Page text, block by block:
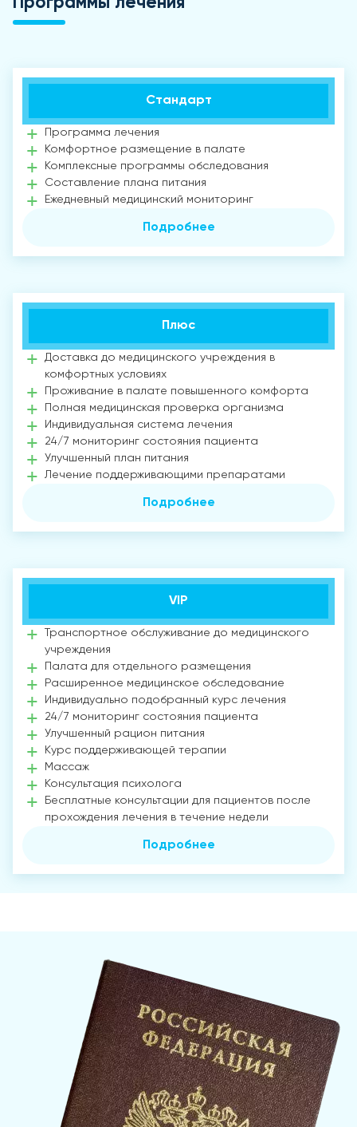
Стандарт
Программа лечения
Комфортное размещение в палате
Комплексные программы обследования
Составление плана питания
Ежедневный медицинский мониторинг
Подробнее
Плюс
Доставка до медицинского учреждения в
комфортных условиях
Проживание в палате повышенного комфорта
Полная медицинская проверка организма
Индивидуальная система лечения
24/7 мониторинг состояния пациента
Улучшенный план питания
Лечение поддерживающими препаратами
Подробнее
VIP
Транспортное обслуживание до медицинского
учреждения
Палата для отдельного размещения
Расширенное медицинское обследование
Индивидуально подобранный курс лечения
24/7 мониторинг состояния пациента
Улучшенный рацион питания
Курс поддерживающей терапии
Массаж
Консультация психолога
Бесплатные консультации для пациентов после
прохождения лечения в течение недели
Подробнее